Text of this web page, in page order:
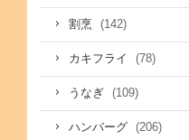
割烹 (142)
カキフライ (78)
うなぎ (109)
ハンバーグ (206)